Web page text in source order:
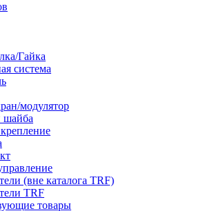
Гайка
система
модулятор
шайба
(вне каталога TRF)
TRF
товары